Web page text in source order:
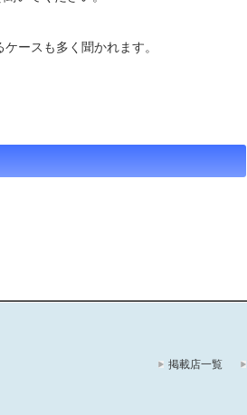
ースも多く聞かれます。
掲載店一覧